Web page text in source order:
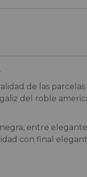
de las
del roble
entre
con final